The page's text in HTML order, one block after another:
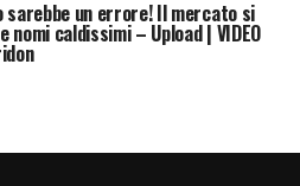
sarebbe un errore! Il mercato si
nomi caldissimi – Upload | VIDEO